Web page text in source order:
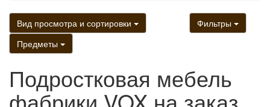
Вид просмотра и сортировки
Фильтры
Предметы
Подростковая мебель